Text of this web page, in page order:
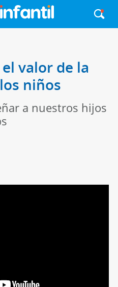
valor de la
niños
a nuestros hijos